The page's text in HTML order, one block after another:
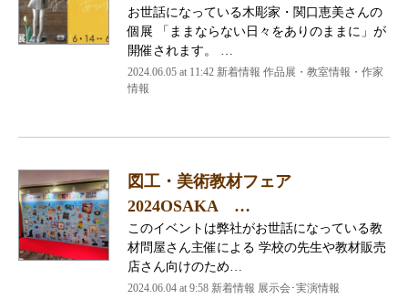
お世話になっている木彫家・関口恵美さんの
個展 「ままならない日々をありのままに」が
開催されます。 …
2024.06.05 at 11:42 新着情報 作品展・教室情報・作家
情報
図工・美術教材フェア
2024OSAKA …
このイベントは弊社がお世話になっている教
材問屋さん主催による 学校の先生や教材販売
店さん向けのため…
2024.06.04 at 9:58 新着情報 展示会･実演情報